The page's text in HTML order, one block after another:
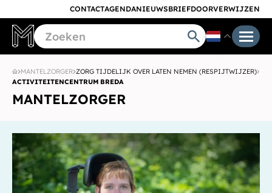
CONTACTAGENDANIEUWSBRIEFDOORVERWIJZEN
MANTELZORGER ZORG TIJDELIJK OVER LATEN NEMEN (RESPIJTWIJZER)
ACTIVITEITENCENTRUM BREDA
MANTELZORGER